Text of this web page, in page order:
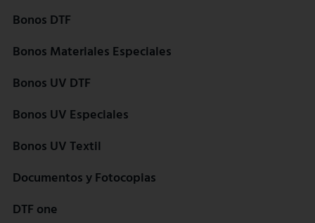
Bonos DTF
Bonos Materiales Especiales
Bonos UV DTF
Bonos UV Especiales
Bonos UV Textil
Documentos y Fotocopias
DTF one